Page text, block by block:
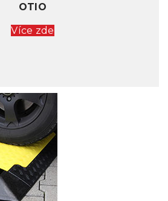
OTIO
Více zde